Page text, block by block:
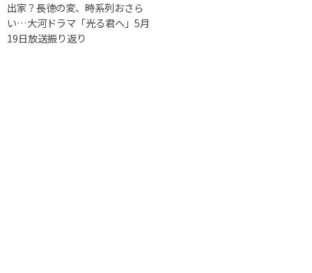
出家？長徳の変、時系列おさら
い…大河ドラマ「光る君へ」5月
19日放送振り返り